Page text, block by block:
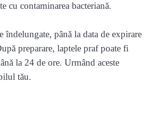
cu contaminarea bacteriană.
îndelungate, până la data de expirare
preparare, laptele praf poate fi
la 24 de ore. Urmând aceste
tău.